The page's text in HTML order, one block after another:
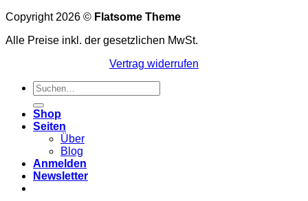
Copyright 2026 © Flatsome Theme
Alle Preise inkl. der gesetzlichen MwSt.
Vertrag widerrufen
Suchen
nach:
Shop
Seiten
Über
Blog
Anmelden
Newsletter